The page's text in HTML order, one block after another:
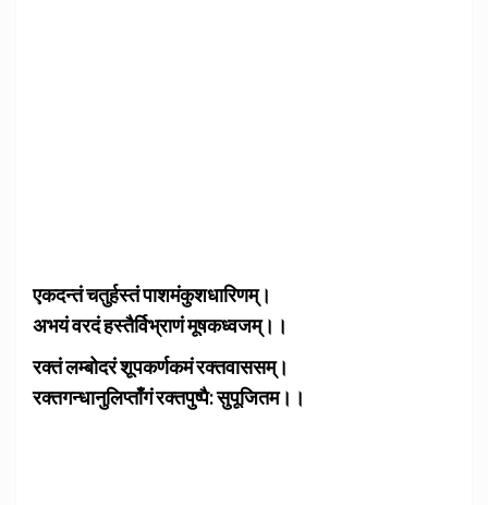
एकदन्तं चतुर्हस्तं पाशमंकुशधारिणम्।
अभयं वरदं हस्तैर्विभ्राणं मूषकध्वजम्।।
रक्तं लम्बोदरं शूपकर्णकमं रक्तवाससम्।
रक्तगन्धानुलिप्ताँगं रक्तपुष्पै: सुपूजितम।।